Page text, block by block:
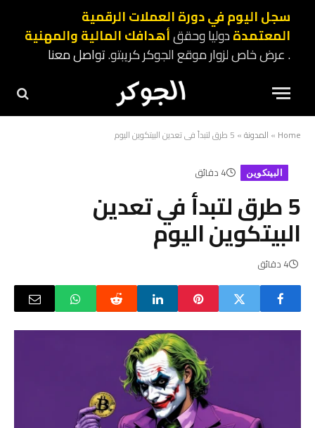
سجل اليوم في دورة العملات الرقمية
المعتمدةدوليا وحققأهدافك المالية والمهنية
. عرض خاص لزوار موقع الجوكر كريبتو.تواصل معنا
Home
» المدونة» 5 طرق لتبدأ في تعدين البيتكوين اليوم
البيتكوين 4 دقائق
5 طرق لتبدأ في تعدين
البيتكوين اليوم
4 دقائق